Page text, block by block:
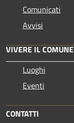
Comunicati
Avvisi
VIVERE IL COMUNE
Luoghi
Eventi
CONTATTI